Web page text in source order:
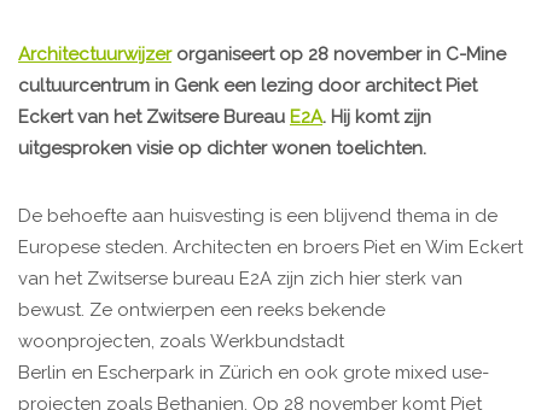
Architectuurwijzerorganiseert op 28 november in C-Mine
cultuurcentrum in Genk een lezing door architect Piet
Eckert van het Zwitsere Bureau E2A. Hij komt zijn
uitgesproken visie op dichter wonen toelichten.
De behoefte aan huisvesting is een blijvend thema in de
Europese steden. Architecten en broers Piet en Wim Eckert
van het Zwitserse bureau E2A zijn zich hier sterk van
bewust. Ze ontwierpen een reeks bekende
woonprojecten, zoals Werkbundstadt
Berlin en Escherpark in Zürich en ook grote mixed use-
projecten zoals Bethanien. Op 28 november komt Piet